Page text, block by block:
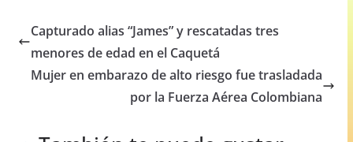
e
b
o
s
A
p
e
n
g
er
e
Capturado alias “James” y rescatadas tres
menores de edad en el Caquetá
Mujer en embarazo de alto riesgo fue trasladada
por la Fuerza Aérea Colombiana